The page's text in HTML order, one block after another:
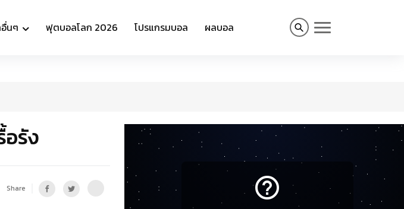
นๆ ฟุตบอลโลก 2026 โปรแกรมบอล ผลบอล
อรัง
Share help_outline